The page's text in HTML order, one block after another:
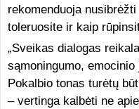
rekomenduoja
toleruosite ir kaip
„Sveikas dialogas
sąmoningumo,
Pokalbio tonas turėtų
– vertinga kalbėti ne